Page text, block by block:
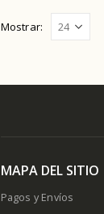
Mostrar:
MAPA DEL SITIO
Pagos y Envíos